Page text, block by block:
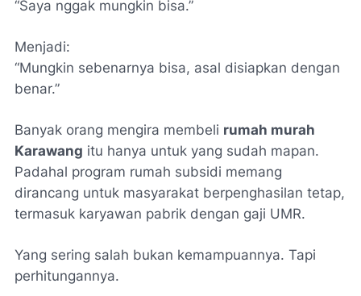
“Saya nggak mungkin bisa.”
Menjadi:
“Mungkin sebenarnya bisa, asal disiapkan dengan
benar.”
Banyak orang mengira membeli rumah murah
Karawang itu hanya untuk yang sudah mapan.
Padahal program rumah subsidi memang
dirancang untuk masyarakat berpenghasilan tetap,
termasuk karyawan pabrik dengan gaji UMR.
Yang sering salah bukan kemampuannya. Tapi
perhitungannya.